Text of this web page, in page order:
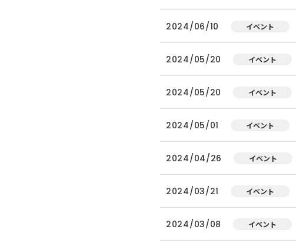
2024/06/10 イベント
2024/05/20 イベント
2024/05/20 イベント
2024/05/01 イベント
2024/04/26 イベント
2024/03/21 イベント
2024/03/08 イベント